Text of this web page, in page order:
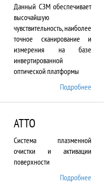
Данный СЗМ обеспечивает
высочайшую
чувствительность, наиболее
точное сканирование и
измерения на базе
инвертированной
оптической платформы
Подробнее
ATTO
Система плазменной
очистки и активации
поверхности
Подробнее